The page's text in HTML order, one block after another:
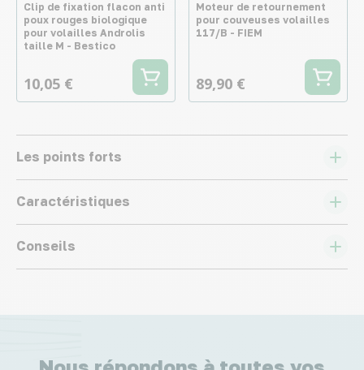
Clip de fixation flacon anti
poux rouges biologique
pour volailles Androlis
taille M - Bestico
10,05 €
Moteur de retournement
pour couveuses volailles
117/B - FIEM
89,90 €
Les points forts
Caractéristiques
Conseils